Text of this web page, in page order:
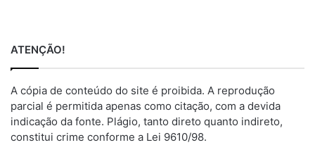
ATENÇÃO!
A cópia de conteúdo do site é proibida. A reprodução
parcial é permitida apenas como citação, com a devida
indicação da fonte. Plágio, tanto direto quanto indireto,
constitui crime conforme a Lei 9610/98.